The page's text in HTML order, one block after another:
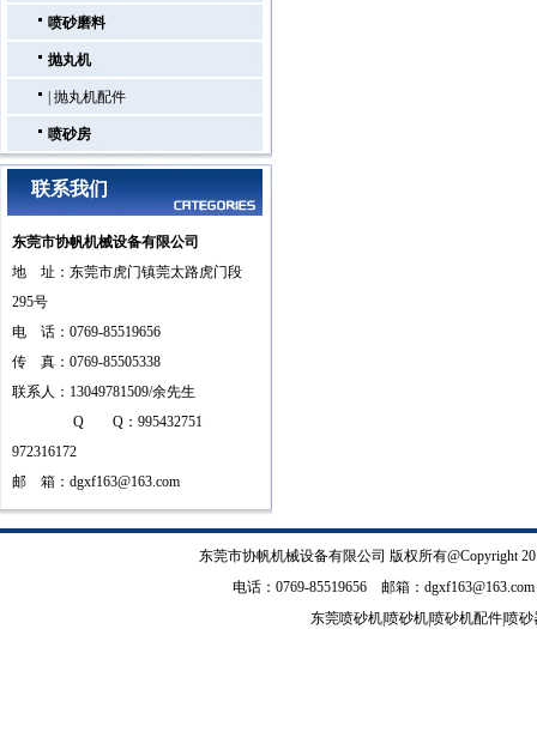
喷砂磨料
抛丸机
抛丸机配件
喷砂房
联系我们
东莞市协帆机械设备有限公司
地 址：东莞市虎门镇莞太路虎门段
295号
电 话：0769-85519656
传 真：0769-85505338
联系人：13049781509/余先生
Q Q：995432751
972316172
邮 箱： dgxf163@163.com
东莞市协帆机械设备有限公司 版权所有@Copyright
电话：0769-85519656 邮箱： dgxf163@163.com
东莞喷砂机喷砂机喷砂机配件喷砂